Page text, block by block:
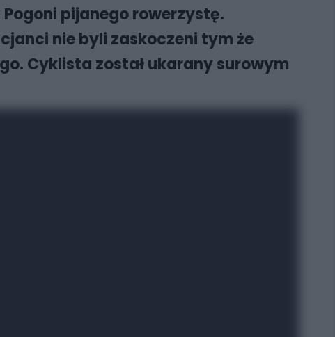
pijanego rowerzystę.
nie byli zaskoczeni tym że
Cyklista został ukarany surowym